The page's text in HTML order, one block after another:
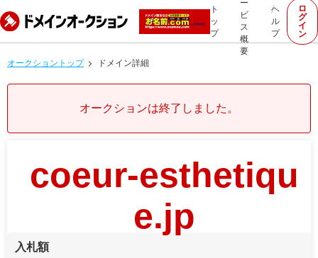
ト
ッ
プ
ー
ビ
ス
概
要
ヘ
ル
プ
ロ
グ
イ
ン
オークショントップ ドメイン詳細
オークションは終了しました。
coeur-esthetiqu
e.jp
入札額